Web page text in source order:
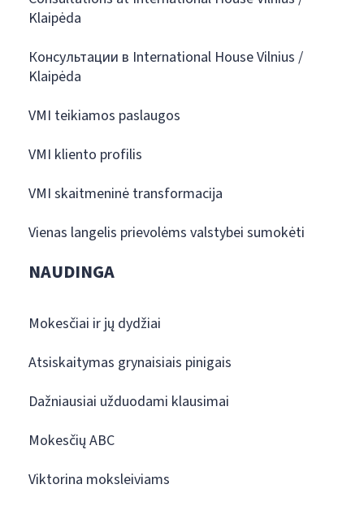
Klaipėda
Консультации в International House Vilnius /
Klaipėda
VMI teikiamos paslaugos
VMI kliento profilis
VMI skaitmeninė transformacija
Vienas langelis prievolėms valstybei sumokėti
NAUDINGA
Mokesčiai ir jų dydžiai
Atsiskaitymas grynaisiais pinigais
Dažniausiai užduodami klausimai
Mokesčių ABC
Viktorina moksleiviams